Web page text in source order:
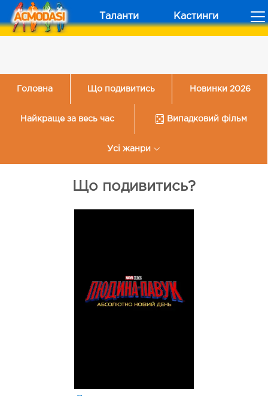
Таланти Кастинги
Головна Що подивитись Новинки 2026
Найкраще за весь час Випадковий фільм
Усі жанри
Що подивитись?